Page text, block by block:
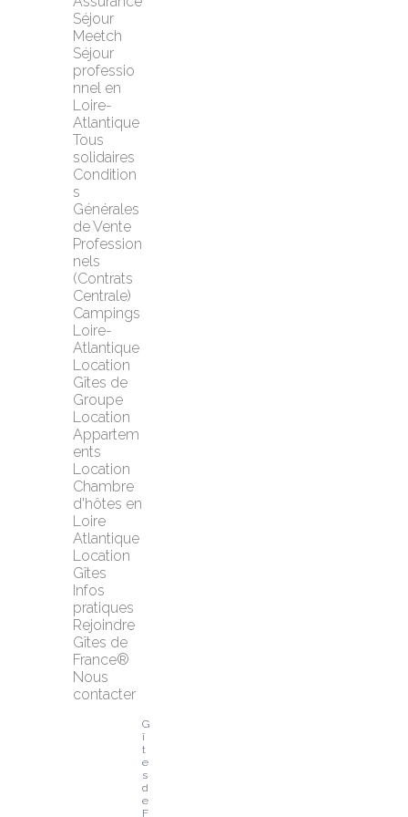
Séjour
Meetch
Séjour
professio
nnel en
Loire-
Atlantique
Tous
solidaires
Condition
s
Générales
de Vente
Profession
nels
(Contrats
Centrale)
Campings
Loire-
Atlantique
Location
Gîtes de
Groupe
Location
Appartem
ents
Location
Chambre
d'hôtes en
Loire
Atlantique
Location
Gîtes
Infos
pratiques
Rejoindre
Gîtes de
France®
Nous
contacter
G
î
t
e
s
d
e
F